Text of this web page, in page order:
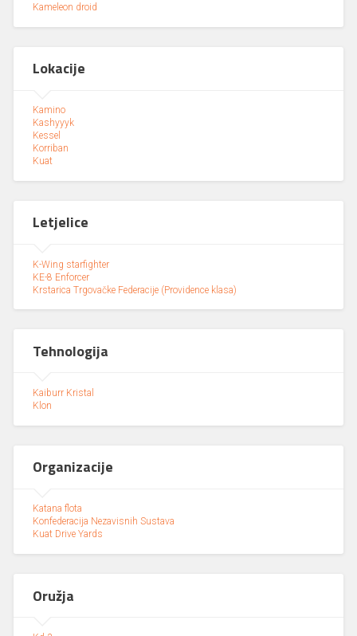
Kameleon droid
Lokacije
Kamino
Kashyyyk
Kessel
Korriban
Kuat
Letjelice
K-Wing starfighter
KE-8 Enforcer
Krstarica Trgovačke Federacije (Providence klasa)
Tehnologija
Kaiburr Kristal
Klon
Organizacije
Katana flota
Konfederacija Nezavisnih Sustava
Kuat Drive Yards
Oružja